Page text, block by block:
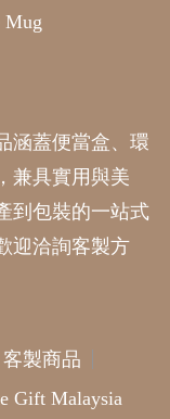
Mug
涵蓋便當盒、環
兼具實用與美
到包裝的一站式
迎洽詢客製方
客製商品
Gift Malaysia